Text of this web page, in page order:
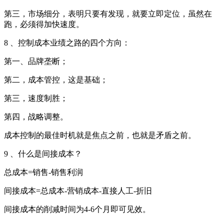
第三，市场细分，表明只要有发现，就要立即定位，虽然在
跑，必须得加快速度。
8 、控制成本业绩之路的四个方向：
第一、品牌垄断；
第二，成本管控，这是基础；
第三，速度制胜；
第四，战略调整。
成本控制的最佳时机就是焦点之前，也就是矛盾之前。
9 、什么是间接成本？
总成本=销售-销售利润
间接成本=总成本-营销成本-直接人工-折旧
间接成本的削减时间为4-6个月即可见效。